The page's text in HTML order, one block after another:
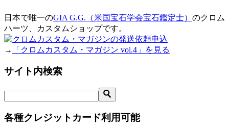
日本で唯一のGIA G.G.（米国宝石学会宝石鑑定士） のクロム
ハーツ、カスタムショップです。
→ 「クロムカスタム・マガジン vol.4」を見る
サイト内検索
各種クレジットカード利用可能